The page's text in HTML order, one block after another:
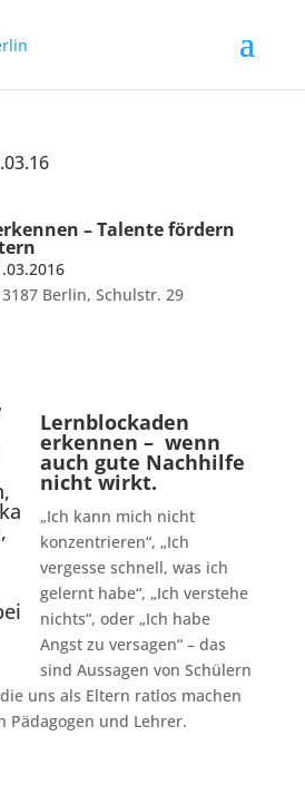
– Talente fördern
Berlin, Schulstr. 29
Lernblockaden
erkennen – wenn
auch gute Nachhilfe
nicht wirkt.
„Ich kann mich nicht
konzentrieren“, „Ich
vergesse schnell, was ich
gelernt habe“, „Ich verstehe
nichts“, oder „Ich habe
Angst zu versagen“ – das
sind Aussagen von Schülern
uns als Eltern ratlos machen
Pädagogen und Lehrer.